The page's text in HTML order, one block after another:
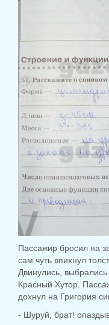
Пассажир бросил на
сам чуть впихнул
Двинулись,
Красный Хутор.
дохнул на Григория
- Шуруй, брат!